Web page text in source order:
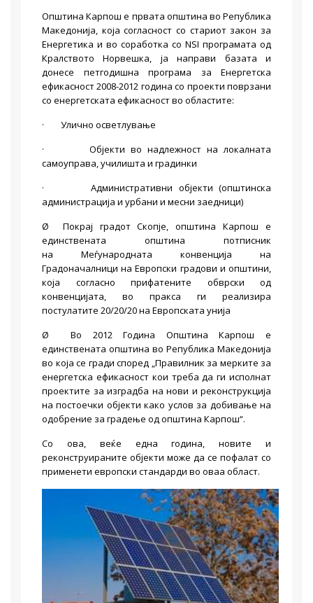
Општина Карпош е првата општина во Република
Македонија, која согласност со стариот закон за
Енергетика и во соработка со NSI програмата од
Кралството Норвешка, ја направи базата и
донесе петгодишна програма за Енергетска
ефикасност 2008-2012 година со проекти поврзани
со енергетската ефикасност во областите:
· Улично осветлување
· Објекти во надлежност на локалната
самоуправа, училишта и градинки
· Административни објекти (општинска
администрација и урбани и месни заедници)
Ø Покрај градот Скопје, општина Карпош е
единствената општина потписник
на Меѓународната конвенција на
Градоначалници на Европски градови и општини,
која согласно прифатените обврски од
конвенцијата, во пракса ги реализира
постулатите 20/20/20 на Европската унија
Ø Во 2012 Година Општина Карпош е
единствената општина во Република Македонија
во која се гради според „Правилник за мерките за
енергетска ефикасност кои треба да ги исполнат
проектите за изградба на нови и реконструкција
на постоечки објекти како услов за добивање на
одобрение за градење од општина Карпош“.
Со ова, веќе една година, новите и
реконструираните објекти може да се пофалат со
применети европски стандарди во оваа област.